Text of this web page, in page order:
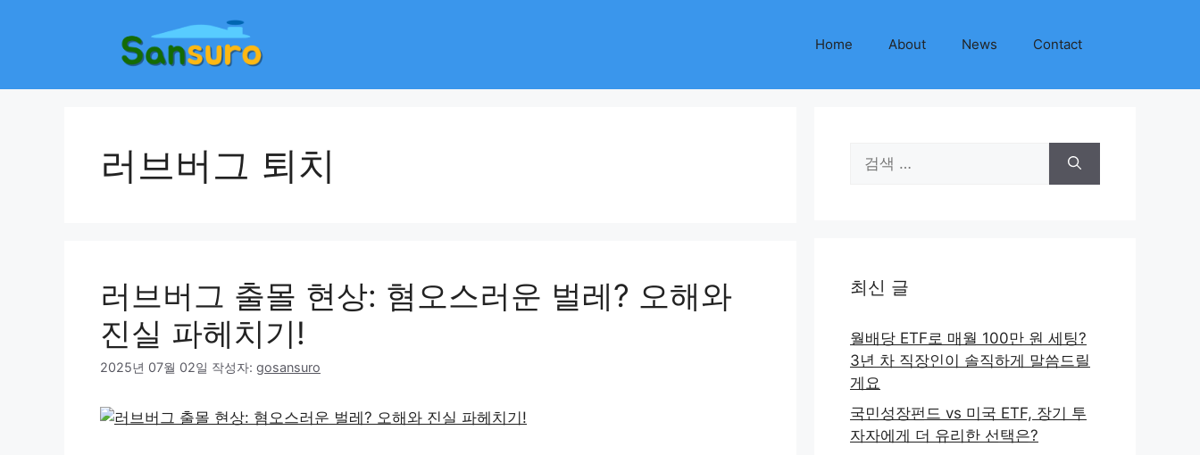
Home About News Contact
러브버그 퇴치
러브버그 출몰 현상: 혐오스러운 벌레? 오해와
진실 파헤치기!
2025년 07월 02일 작성자: gosansuro
색:
최신 글
월배당 ETF로 매월 100만 원 세팅?
3년 차 직장인이 솔직하게 말씀드릴
게요
국민성장펀드 vs 미국 ETF, 장기 투
자자에게 더 유리한 선택은?